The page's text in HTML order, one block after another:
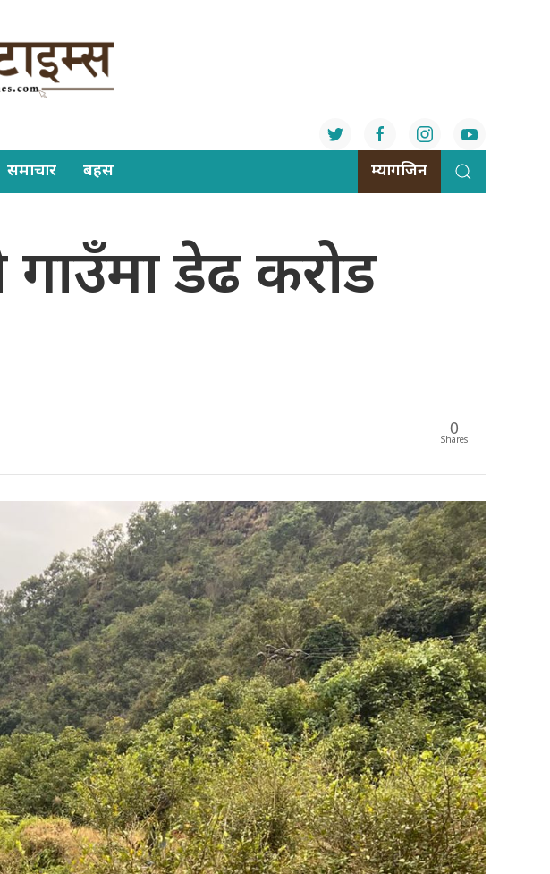
समाचार बहस म्यागजिन
गाउँमा डेढ करोड
0
Shares